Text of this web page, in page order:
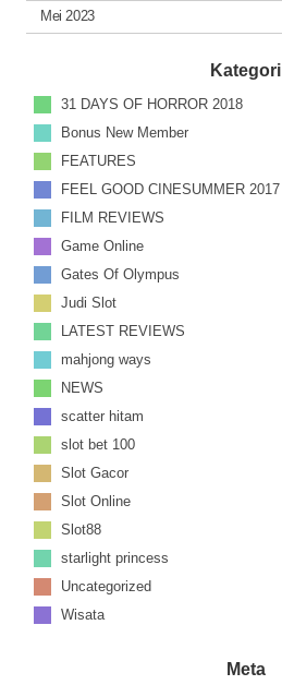
Mei 2023
Kategori
31 DAYS OF HORROR 2018
Bonus New Member
FEATURES
FEEL GOOD CINESUMMER 2017
FILM REVIEWS
Game Online
Gates Of Olympus
Judi Slot
LATEST REVIEWS
mahjong ways
NEWS
scatter hitam
slot bet 100
Slot Gacor
Slot Online
Slot88
starlight princess
Uncategorized
Wisata
Meta